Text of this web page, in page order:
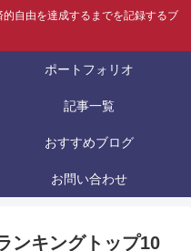
自由を達成するまでを記録するブ
ポートフォリオ
記事一覧
おすすめブログ
お問い合わせ
ンキングトップ10